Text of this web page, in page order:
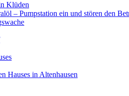
Klüden
– Pumpstation ein und stören den
Hauses in Altenhausen